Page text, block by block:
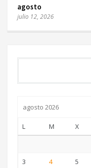
agosto
julio 12, 2026
agosto 2026
L M X
3
4 5